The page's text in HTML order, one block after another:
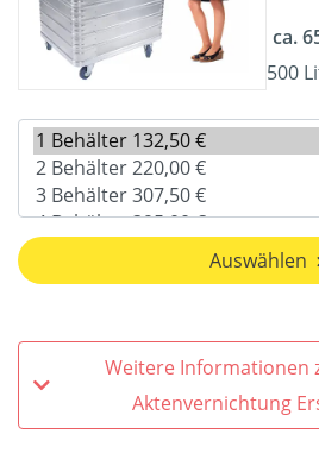
ca.
500
Auswählen
Weitere Informationen
Aktenvernichtung